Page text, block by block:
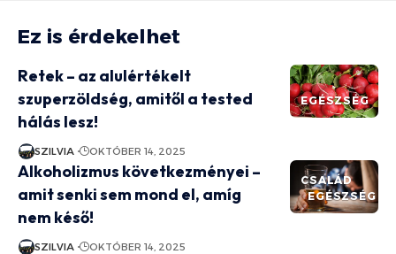
Ez is érdekelhet
EGÉSZSÉG
Retek – az alulértékelt
szuperzöldség, amitől a tested
hálás lesz!
SZILVIA OKTÓBER 14, 2025
CSALÁD
EGÉSZSÉG
Alkoholizmus következményei –
amit senki sem mond el, amíg
nem késő!
SZILVIA OKTÓBER 14, 2025